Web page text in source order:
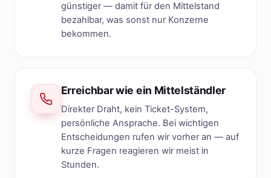
günstiger — damit für den Mittelstand
bezahlbar, was sonst nur Konzerne
bekommen.
Erreichbar wie ein Mittelständler
Direkter Draht, kein Ticket-System,
persönliche Ansprache. Bei wichtigen
Entscheidungen rufen wir vorher an — auf
kurze Fragen reagieren wir meist in
Stunden.